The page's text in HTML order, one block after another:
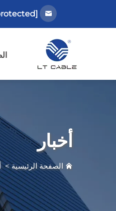
[email protected]
أخبار
الصفحة الرئيسية>